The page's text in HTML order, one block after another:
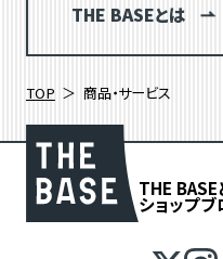
THE BASEとは
TOP 商品・サービス
THE BASE
ショップブ